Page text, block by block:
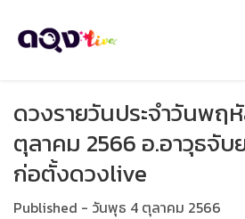
ดวงรายวันประจำวันพฤ
ตุลาคม 2566 อ.อาวุธจั
ก่อตั้งดวงlive
Published - วันพุธ 4 ตุลาคม 2566